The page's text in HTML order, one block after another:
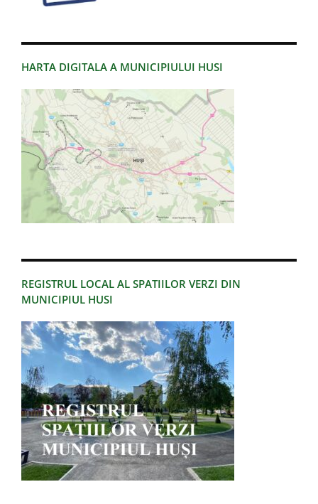
HARTA DIGITALA A MUNICIPIULUI HUSI
REGISTRUL LOCAL AL SPATIILOR VERZI DIN
MUNICIPIUL HUSI